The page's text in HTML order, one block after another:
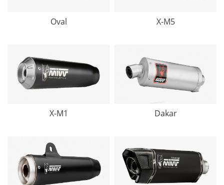
Oval X-M5
X-M1 Dakar